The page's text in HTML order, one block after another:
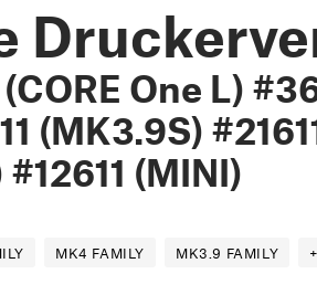
One L)
(MK3.9S)
(MINI)
MK4 FAMILY MK3.9 FAMILY +